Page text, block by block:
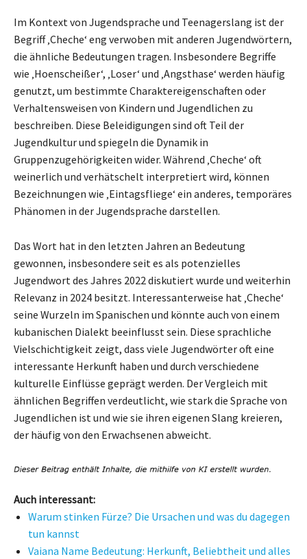
Im Kontext von Jugendsprache und Teenagerslang ist der
Begriff ‚Cheche‘ eng verwoben mit anderen Jugendwörtern,
die ähnliche Bedeutungen tragen. Insbesondere Begriffe
wie ‚Hoenscheißer‘, ‚Loser‘ und ‚Angsthase‘ werden häufig
genutzt, um bestimmte Charaktereigenschaften oder
Verhaltensweisen von Kindern und Jugendlichen zu
beschreiben. Diese Beleidigungen sind oft Teil der
Jugendkultur und spiegeln die Dynamik in
Gruppenzugehörigkeiten wider. Während ‚Cheche‘ oft
weinerlich und verhätschelt interpretiert wird, können
Bezeichnungen wie ‚Eintagsfliege‘ ein anderes, temporäres
Phänomen in der Jugendsprache darstellen.
Das Wort hat in den letzten Jahren an Bedeutung
gewonnen, insbesondere seit es als potenzielles
Jugendwort des Jahres 2022 diskutiert wurde und weiterhin
Relevanz in 2024 besitzt. Interessanterweise hat ‚Cheche‘
seine Wurzeln im Spanischen und könnte auch von einem
kubanischen Dialekt beeinflusst sein. Diese sprachliche
Vielschichtigkeit zeigt, dass viele Jugendwörter oft eine
interessante Herkunft haben und durch verschiedene
kulturelle Einflüsse geprägt werden. Der Vergleich mit
ähnlichen Begriffen verdeutlicht, wie stark die Sprache von
Jugendlichen ist und wie sie ihren eigenen Slang kreieren,
der häufig von den Erwachsenen abweicht.
Auch interessant:
Warum stinken Fürze? Die Ursachen und was du dagegen
tun kannst
Vaiana Name Bedeutung: Herkunft, Beliebtheit und alles